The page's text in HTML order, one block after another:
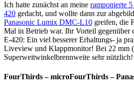
Ich hatte zunächst an meine ramponierte
420 gedacht, und wollte dann zur
Panasonic Lumix DMC-L10 greifen, die
Mal in Betrieb war. Ihr Vorteil gegenüber
E-420: Ein viel besserer Erhaltungs- ja
Liveview und Klappmonitor! Bei 22 mm
Superweitwinkelbrennweite sehr nützlich!
FourThirds – microFourThirds –